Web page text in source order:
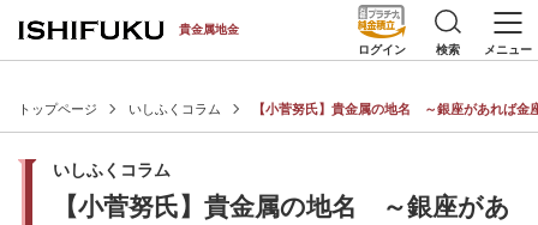
[an error occurred while processing this directive]
貴金属地金
ログイン
検索 メニュー
トップページ いしふくコラム 【小菅努氏】貴金属の地名 ～銀座があれば金
いしふくコラム
【小菅努氏】貴金属の地名 ～銀座があ